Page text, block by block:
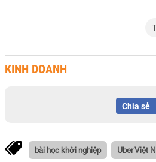
KINH DOANH
Chia sẻ
bài học khởi nghiệp Uber Việt